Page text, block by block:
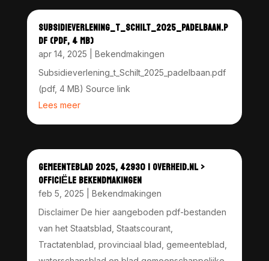
SUBSIDIEVERLENING_T_SCHILT_2025_PADELBAAN.P
DF (PDF, 4 MB)
apr 14, 2025
Bekendmakingen
Subsidieverlening_t_Schilt_2025_padelbaan.pdf
(pdf, 4 MB) Source link
Lees meer
GEMEENTEBLAD 2025, 42930 | OVERHEID.NL >
OFFICIËLE BEKENDMAKINGEN
feb 5, 2025
Bekendmakingen
Disclaimer De hier aangeboden pdf-bestanden
van het Staatsblad, Staatscourant,
Tractatenblad, provinciaal blad, gemeenteblad,